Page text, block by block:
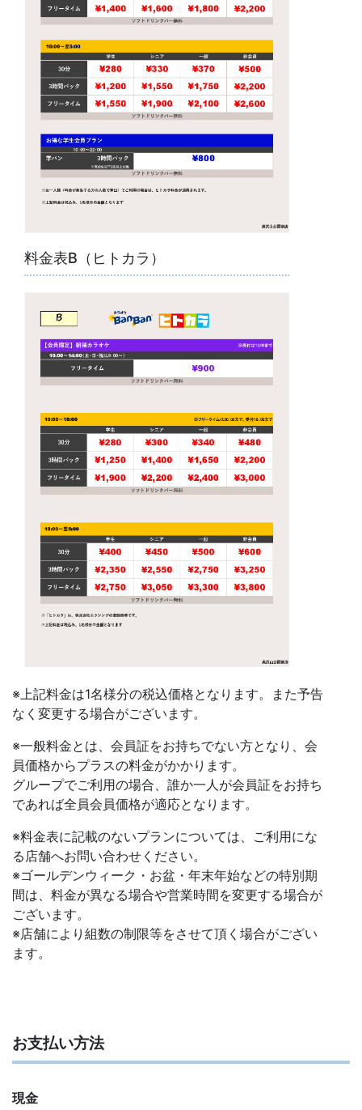
料金表B（ヒトカラ）
※上記料金は1名様分の税込価格となります。また予告
なく変更する場合がございます。
※一般料金とは、会員証をお持ちでない方となり、会
員価格からプラスの料金がかかります。
グループでご利用の場合、誰か一人が会員証をお持ち
であれば全員会員価格が適応となります。
※料金表に記載のないプランについては、ご利用にな
る店舗へお問い合わせください。
※ゴールデンウィーク・お盆・年末年始などの特別期
間は、料金が異なる場合や営業時間を変更する場合が
ございます。
※店舗により組数の制限等をさせて頂く場合がござい
ます。
お支払い方法
現金